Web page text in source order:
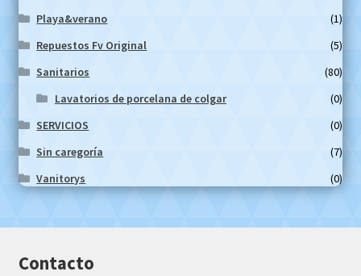
Playa&verano
(1)
Repuestos Fv Original
(5)
Sanitarios
(80)
Lavatorios de porcelana de colgar
(0)
SERVICIOS
(0)
Sin caregoría
(7)
Vanitorys
(0)
Contacto